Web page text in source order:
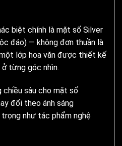
biệt chính là mặt số Silver
đáo) — không đơn thuần là
lớp hoa văn được thiết kế
ở từng góc nhìn.
sâu cho mặt số
đổi theo ánh sáng
trọng như tác phẩm nghệ